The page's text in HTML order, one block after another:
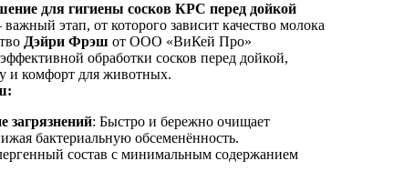
для гигиены сосков КРС перед дойкой
этап, от которого зависит качество молока
Дэйри Фрэш от ООО «ВиКей Про»
обработки сосков перед дойкой,
и комфорт для животных.
загрязнений: Быстро и бережно очищает
бактериальную обсеменённость.
состав с минимальным содержанием